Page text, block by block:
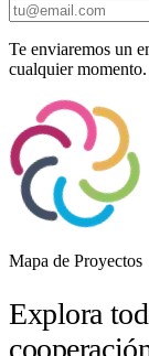
Te enviaremos un
cualquier momento.
Mapa de Proyectos
Explora